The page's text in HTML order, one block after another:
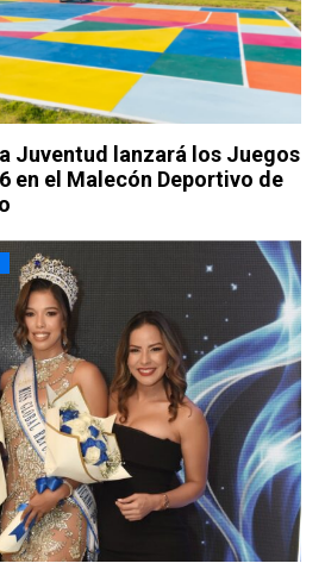
Juventud lanzará los Juegos
en el Malecón Deportivo de